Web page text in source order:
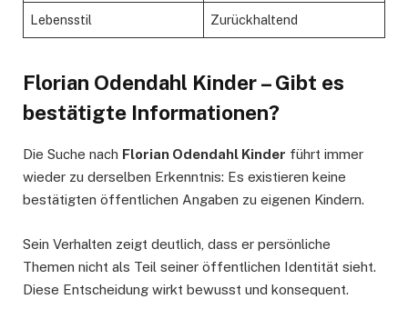
Lebensstil Zurückhaltend
Florian Odendahl Kinder – Gibt es
bestätigte Informationen?
Die Suche nach Florian Odendahl Kinder führt immer
wieder zu derselben Erkenntnis: Es existieren keine
bestätigten öffentlichen Angaben zu eigenen Kindern.
Sein Verhalten zeigt deutlich, dass er persönliche
Themen nicht als Teil seiner öffentlichen Identität sieht.
Diese Entscheidung wirkt bewusst und konsequent.